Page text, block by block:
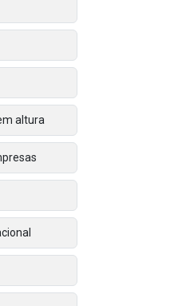
altura